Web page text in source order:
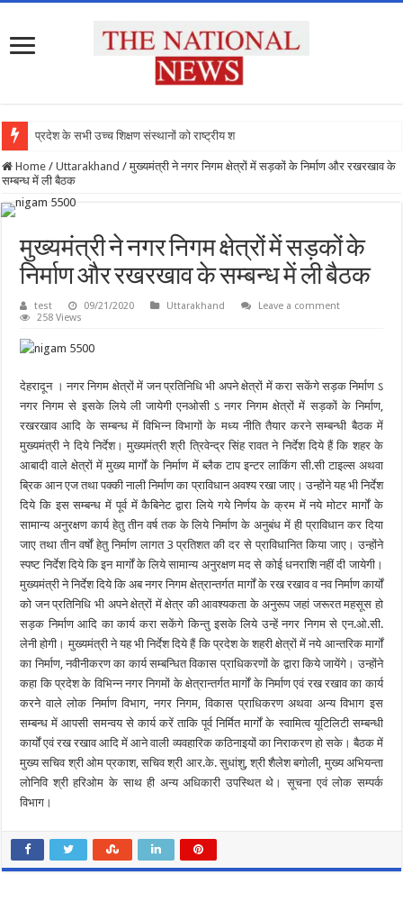
प्रदेश के सभी उच्च शिक्षण संस्थानों को राष्ट्रीय शिक्षा
Home / Uttarakhand / मुख्यमंत्री ने नगर निगम क्षेत्रों में सड़कों के निर्माण और रखरखाव के
सम्बन्ध में ली बैठक
मुख्यमंत्री ने नगर निगम क्षेत्रों में सड़कों के
निर्माण और रखरखाव के सम्बन्ध में ली बैठक
test 09/21/2020 Uttarakhand
Leave a comment
258 Views
देहरादून । नगर निगम क्षेत्रों में जन प्रतिनिधि भी अपने क्षेत्रों में करा सकेंगे सड़क निर्माण ऽ
नगर निगम से इसके लिये ली जायेगी एनओसी ऽ नगर निगम क्षेत्रों में सड़कों के निर्माण,
रखरखाव आदि के सम्बन्ध में विभिन्न विभागों के मध्य नीति तैयार करने सम्बन्धी बैठक में
मुख्यमंत्री ने दिये निर्देश। मुख्यमंत्री श्री त्रिवेन्द्र सिंह रावत ने निर्देश दिये हैं कि शहर के
आबादी वाले क्षेत्रों में मुख्य मार्गों के निर्माण में ब्लैक टाप इन्टर लाकिंग सी.सी टाइल्स अथवा
ब्रिक आन एज तथा पक्की नाली निर्माण का प्राविधान अवश्य रखा जाए। उन्होंने यह भी निर्देश
दिये कि इस सम्बन्ध में पूर्व में कैबिनेट द्वारा लिये गये निर्णय के क्रम में नये मोटर मार्गों के
सामान्य अनुरक्षण कार्य हेतु तीन वर्ष तक के लिये निर्माण के अनुबंध में ही प्राविधान कर दिया
जाए तथा तीन वर्षों हेतु निर्माण लागत 3 प्रतिशत की दर से प्राविधानित किया जाए। उन्होंने
स्पष्ट निर्देश दिये कि इन मार्गों के लिये सामान्य अनुरक्षण मद से कोई धनराशि नहीं दी जायेगी।
मुख्यमंत्री ने निर्देश दिये कि अब नगर निगम क्षेत्रान्तर्गत मार्गों के रख रखाव व नव निर्माण कार्यों
को जन प्रतिनिधि भी अपने क्षेत्रों में क्षेत्र की आवश्यकता के अनुरूप जहां जरूरत महसूस हो
सड़क निर्माण आदि का कार्य करा सकेंगे किन्तु इसके लिये उन्हें नगर निगम से एन.ओ.सी.
लेनी होगी। मुख्यमंत्री ने यह भी निर्देश दिये हैं कि प्रदेश के शहरी क्षेत्रों में नये आन्तरिक मार्गों
का निर्माण, नवीनीकरण का कार्य सम्बन्धित विकास प्राधिकरणों के द्वारा किये जायेंगे। उन्होंने
कहा कि प्रदेश के विभिन्न नगर निगमों के क्षेत्रान्तर्गत मार्गों के निर्माण एवं रख रखाव का कार्य
करने वाले लोक निर्माण विभाग, नगर निगम, विकास प्राधिकरण अथवा अन्य विभाग इस
सम्बन्ध में आपसी समन्वय से कार्य करें ताकि पूर्व निर्मित मार्गों के स्वामित्व यूटिलिटी सम्बन्धी
कार्यों एवं रख रखाव आदि में आने वाली व्यवहारिक कठिनाइयों का निराकरण हो सके। बैठक में
मुख्य सचिव श्री ओम प्रकाश, सचिव श्री आर.के. सुधांशु, श्री शैलेश बगोली, मुख्य अभियन्ता
लोनिवि श्री हरिओम के साथ ही अन्य अधिकारी उपस्थित थे। सूचना एवं लोक सम्पर्क
विभाग।